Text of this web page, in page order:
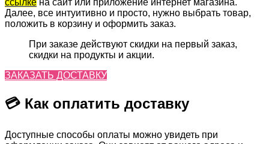
ссылке на сайт или приложение интернет магазина.
Далее, все интуитивно и просто, нужно выбрать товар,
положить в корзину и оформить заказ.
При заказе действуют скидки на первый заказ,
скидки на продукты и акции.
ЗАКАЗАТЬ ДОСТАВКУ
💳 Как оплатить доставку
Доступные способы оплаты можно увидеть при